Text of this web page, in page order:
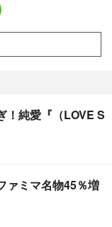
！純愛『（LOVE S
ァミマ名物45％増